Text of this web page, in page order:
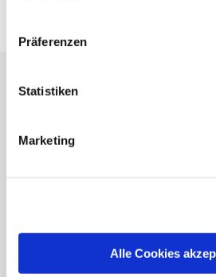
Präferenzen
Statistiken
Marketing
Alle Cookies
Lassen Sie sich
Highlights und aktuellen